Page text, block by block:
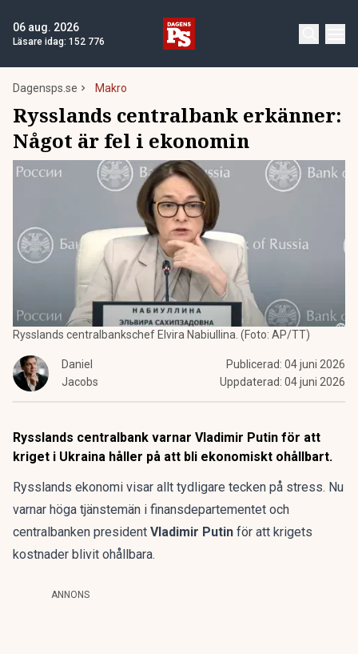
06 aug. 2026
Läsare idag: 152 776
Dagensps.se Makro
Rysslands centralbank erkänner:
Något är fel i ekonomin
Rysslands centralbankschef Elvira Nabiullina. (Foto: AP/TT)
Daniel
Jacobs
Publicerad: 04 juni 2026
Uppdaterad: 04 juni 2026
Rysslands centralbank varnar Vladimir Putin för att
kriget i Ukraina håller på att bli ekonomiskt ohållbart.
Rysslands ekonomi visar allt tydligare tecken på stress. Nu
varnar höga tjänstemän i finansdepartementet och
centralbanken president Vladimir Putin för att krigets
kostnader blivit ohållbara.
ANNONS